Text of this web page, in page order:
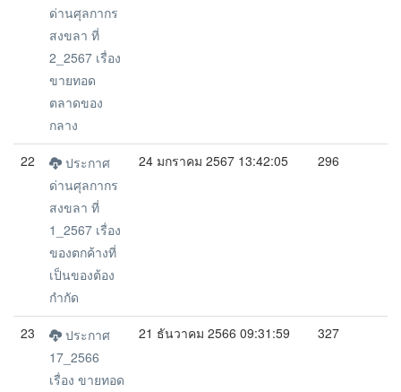
ด่านศุลกากร
สงขลา ที่
2_2567 เรื่อง
ขายทอด
ตลาดของ
กลาง
22
ประกาศ
ด่านศุลกากร
สงขลา ที่
1_2567 เรื่อง
ของตกค้างที่
เป็นของต้อง
กำกัด
24 มกราคม 2567 13:42:05 296
23
ประกาศ
17_2566
เรื่อง ขายทอด
21 ธันวาคม 2566 09:31:59 327